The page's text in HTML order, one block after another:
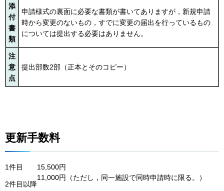
添
付
書
類
申請様式の裏面に必要な書類が書いてありますが，新規申請
時から変更のないもの，すでに変更の届出を行っているもの
については提出する必要はありません。
注
意
点
提出部数2部（正本とそのコピー）
更新手数料
1件目 15,500円
2件目以降
11,000円（ただし，同一施設で同時申請時に限る。）